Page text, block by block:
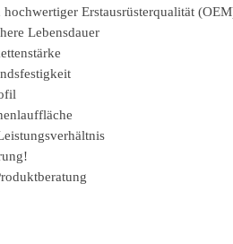
Erstausrüsterqualität
Lebensdauer